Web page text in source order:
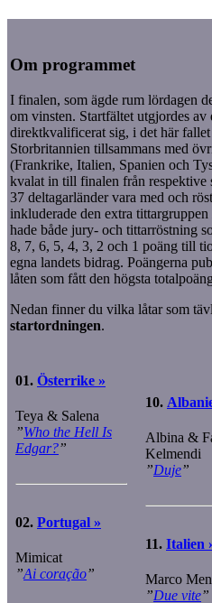
Om programmet
I finalen, som ägde rum lördagen
om vinsten. Startfältet utgjordes av
direktkvalificerat sig, i det här
Storbritannien tillsammans med
(Frankrike, Italien, Spanien och
kvalat in till finalen från
37 deltagarländer vara med och
inkluderade den extra tittargruppen
hade både jury- och tittarröstning
8, 7, 6, 5, 4, 3, 2 och 1 poäng till
egna landets bidrag. Poängerna
låten som fått den högsta
Nedan finner du vilka låtar som
startordningen.
01. Österrike »
Teya & Salena
”Who the Hell Is
Edgar?”
02. Portugal »
Mimicat
”Ai coração”
10.
Albina &
Kelmendi
”Duje”
11. Italien
Marco
”Due vite”